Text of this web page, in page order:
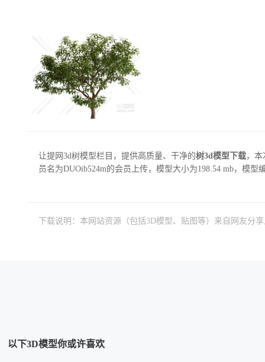
让提网3d树模型栏目，提供高质量、干净的树3d模型下载，
员名为DUOib524m的会员上传，模型大小为198.54 mb，模型
下载说明：本网站资源（包括3D模型、贴图等）来自网友分
以下3D模型你或许喜欢